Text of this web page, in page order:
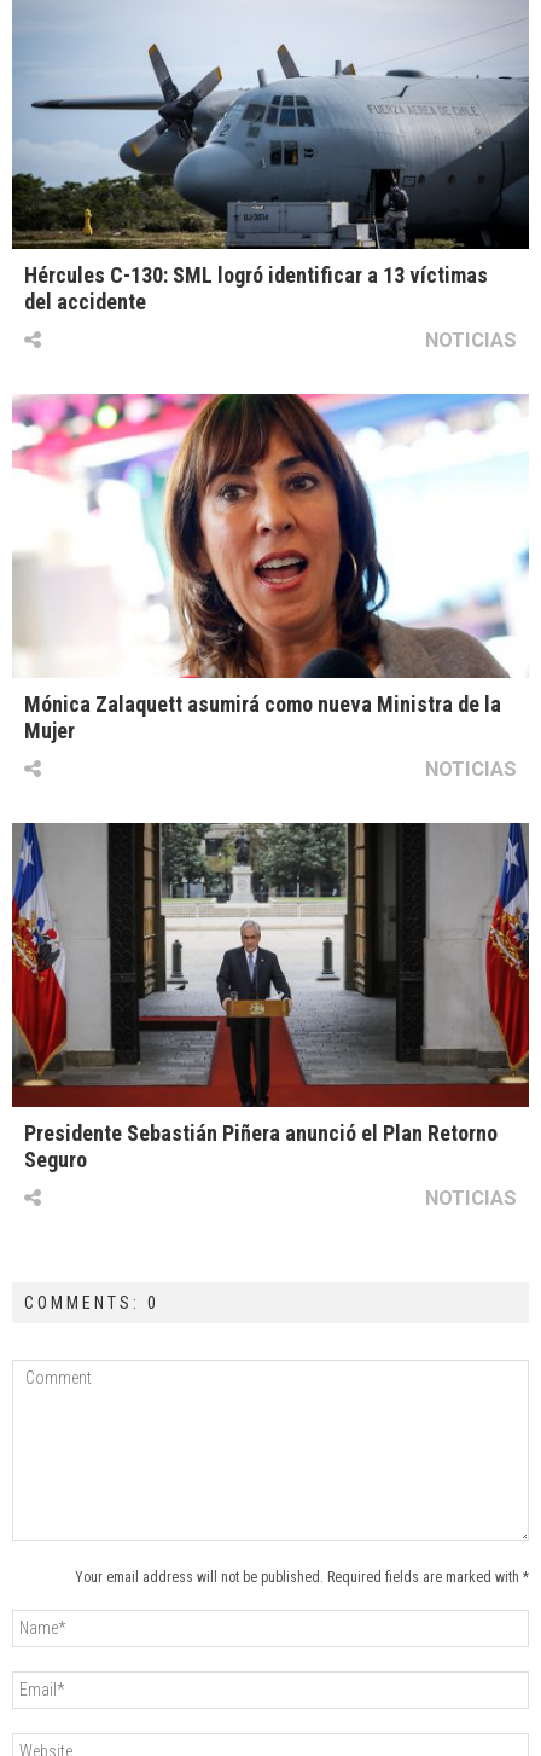
Hércules C-130: SML logró identificar a 13 víctimas
del accidente
NOTICIAS
Mónica Zalaquett asumirá como nueva Ministra de la
Mujer
NOTICIAS
Presidente Sebastián Piñera anunció el Plan Retorno
Seguro
NOTICIAS
COMMENTS: 0
Your email address will not be published. Required fields are marked with *